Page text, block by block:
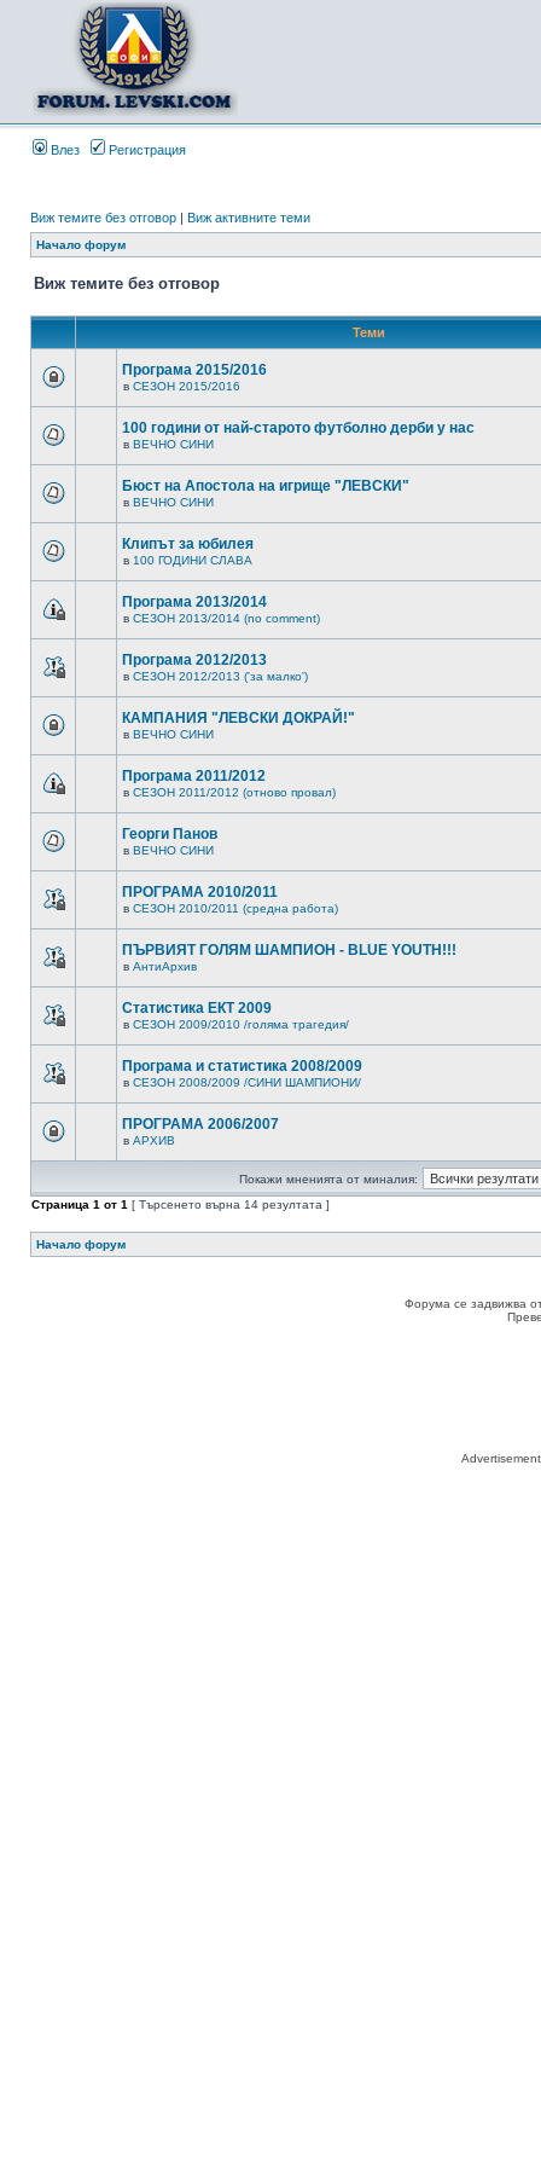
Влез Регистрация
Виж темите без отговор | Виж активните теми
Начало форум
Виж темите без отговор
Теми
Програма 2015/2016
в СЕЗОН 2015/2016
100 години от най-старото футболно дерби у нас
в ВЕЧНО СИНИ
Бюст на Апостола на игрище "ЛЕВСКИ"
в ВЕЧНО СИНИ
Клипът за юбилея
в 100 ГОДИНИ СЛАВА
Програма 2013/2014
в СЕЗОН 2013/2014 (no comment)
Програма 2012/2013
в СЕЗОН 2012/2013 ('за малко')
КАМПАНИЯ "ЛЕВСКИ ДОКРАЙ!"
в ВЕЧНО СИНИ
Програма 2011/2012
в СЕЗОН 2011/2012 (отново провал)
Георги Панов
в ВЕЧНО СИНИ
ПРОГРАМА 2010/2011
в СЕЗОН 2010/2011 (средна работа)
ПЪРВИЯТ ГОЛЯМ ШАМПИОН - BLUE YOUTH!!!
в АнтиАрхив
Статистика ЕКТ 2009
в СЕЗОН 2009/2010 /голяма трагедия/
Програма и статистика 2008/2009
в СЕЗОН 2008/2009 /СИНИ ШАМПИОНИ/
ПРОГРАМА 2006/2007
в АРХИВ
Покажи мненията от миналия:
Страница 1 от 1 [ Търсенето върна 14 резултата ]
Начало форум
Форума се задвижва